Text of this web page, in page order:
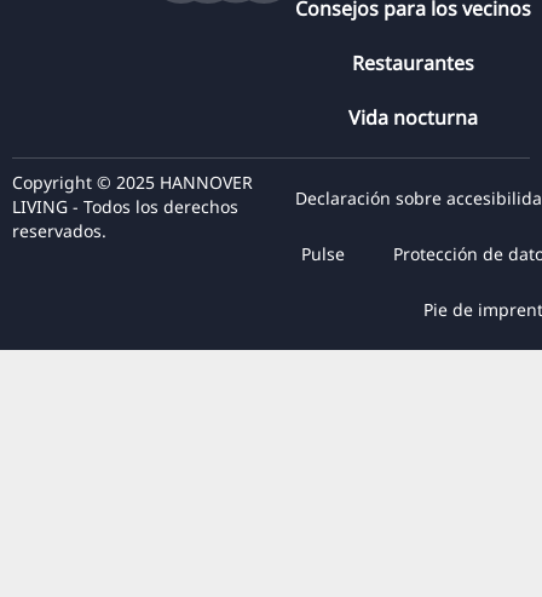
Consejos para los vecinos
Restaurantes
Vida nocturna
Copyright © 2025 HANNOVER
LIVING - Todos los derechos
reservados.
Declaración sobre
Pulse Protección de
Pie de